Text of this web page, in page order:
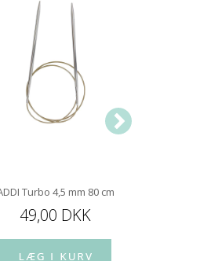
Turbo 4,5 mm 80 cm
49,00 DKK